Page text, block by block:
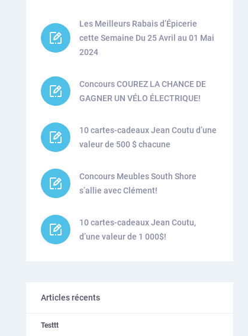
Les Meilleurs Rabais d’Épicerie
cette Semaine Du 25 Avril au 01 Mai
2024
Concours COUREZ LA CHANCE DE
GAGNER UN VÉLO ÉLECTRIQUE!
10 cartes-cadeaux Jean Coutu d’une
valeur de 500 $ chacune
Concours Meubles South Shore
s’allie avec Clément!
10 cartes-cadeaux Jean Coutu,
d’une valeur de 1 000$!
Articles récents
Testtt